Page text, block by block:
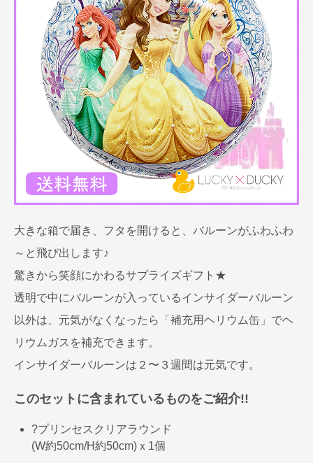
大きな箱で届き、フタを開けると、バルーンがふわふわ
～と飛び出します♪
驚きから笑顔にかわるサプライズギフト★
透明で中にバルーンが入っているインサイダーバルーン
以外は、元気がなくなったら「補充用ヘリウム缶」でヘ
リウムガスを補充できます。
インサイダーバルーンは２〜３週間は元気です。
このセットに含まれているものをご紹介!!
?プリンセスクリアラウンド
(W約50cm/H約50cm)ｘ1個